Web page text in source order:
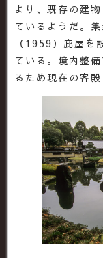
より、既存の建
ているようだ。
（1959）庇屋を
ている。境内整
るため現在の客